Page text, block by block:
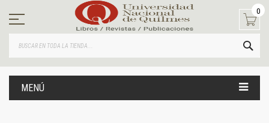
contenido
0
MENÚ